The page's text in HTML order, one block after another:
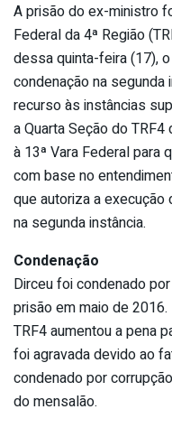
A prisão do ex-ministro
Federal da 4ª Região
dessa quinta-feira (17),
condenação na segunda
recurso às instâncias
a Quarta Seção do
à 13ª Vara Federal para
com base no
que autoriza a
na segunda instância.
Condenação
Dirceu foi condenado
prisão em maio de
TRF4 aumentou a pena
foi agravada devido ao
condenado por
do mensalão.